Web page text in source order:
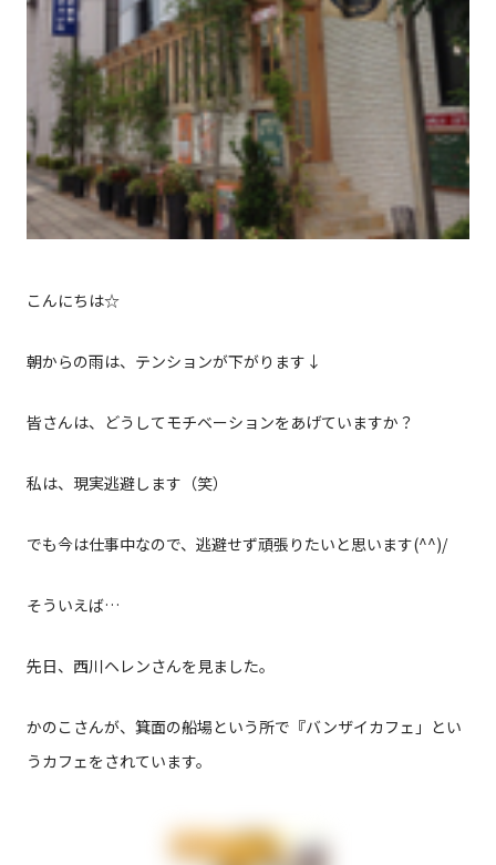
こんにちは☆
朝からの雨は、テンションが下がります↓
皆さんは、どうしてモチベーションをあげていますか？
私は、現実逃避します（笑）
でも今は仕事中なので、逃避せず頑張りたいと思います(^^)/
そういえば…
先日、西川ヘレンさんを見ました。
かのこさんが、箕面の船場という所で『バンザイカフェ」とい
うカフェをされています。